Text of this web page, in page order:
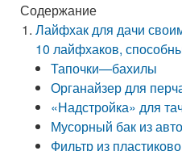
Содержание
Лайфхак для дачи
10 лайфхаков,
Тапочки—бахилы
Органайзер для
«Надстройка» для
Мусорный бак из
Фильтр из